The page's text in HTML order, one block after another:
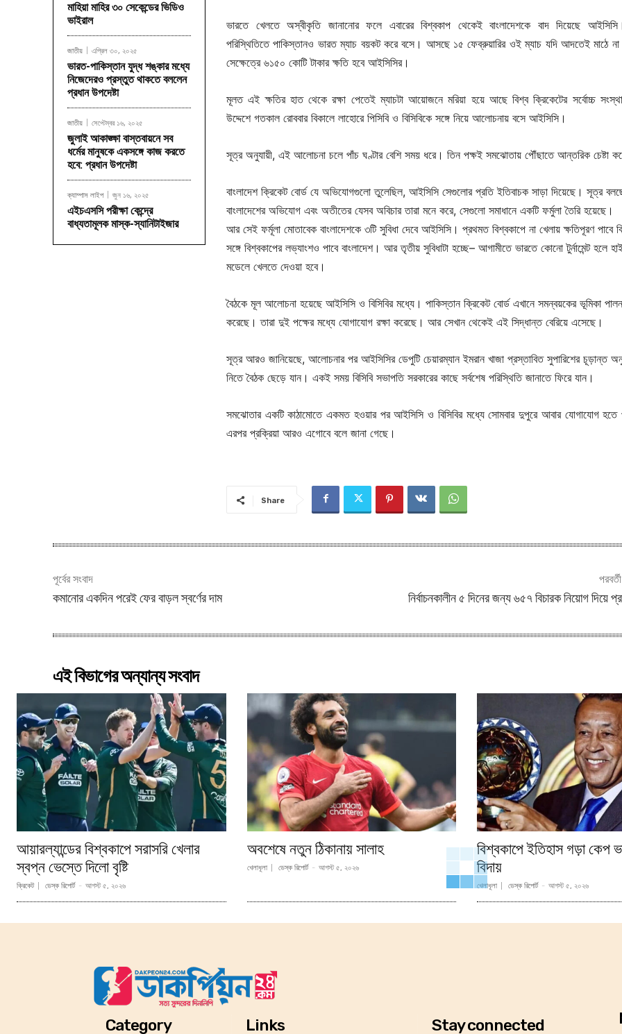
মাহিয়া মাহির ৩০ সেকেন্ডের ভিডিও
ভাইরাল
জাতীয় এপ্রিল ৩০, ২০২৫
ভারত-পাকিস্তান যুদ্ধ শঙ্কার মধ্যে
নিজেদেরও প্রস্তুত থাকতে বললেন
প্রধান উপদেষ্টা
জাতীয় সেপ্টেম্বর ১৬, ২০২৫
জুলাই আকাঙ্ক্ষা বাস্তবায়নে সব
ধর্মের মানুষকে একসঙ্গে কাজ করতে
হবে: প্রধান উপদেষ্টা
ক্যাম্পাস লাইপ জুন ১৬, ২০২৫
এইচএসসি পরীক্ষা কেন্দ্রে
বাধ্যতামূলক মাস্ক-স্যানিটাইজার
ভারতে খেলতে অস্বীকৃতি জানানোর ফলে এবারের বিশ্বকাপ থেকেই বাংলাদেশকে বাদ দিয়েছে
পরিস্থিতিতে পাকিস্তানও ভারত ম্যাচ বয়কট করে বসে। আসছে ১৫ ফেব্রুয়ারির ওই ম্যাচ যদি আদতেই মাঠে না
সেক্ষেত্রে ৬১৫০ কোটি টাকার ক্ষতি হবে আইসিসির।
মূলত এই ক্ষতির হাত থেকে রক্ষা পেতেই ম্যাচটা আয়োজনে মরিয়া হয়ে আছে বিশ্ব ক্রিকেটের সর্বোচ্চ
উদ্দেশে গতকাল রোববার বিকালে লাহোরে পিসিবি ও বিসিবিকে সঙ্গে নিয়ে আলোচনায় বসে আইসিসি।
সূত্র অনুযায়ী, এই আলোচনা চলে পাঁচ ঘণ্টার বেশি সময় ধরে। তিন পক্ষই সমঝোতায় পৌঁছাতে আন্তরিক চেষ্টা
বাংলাদেশ ক্রিকেট বোর্ড যে অভিযোগগুলো তুলেছিল, আইসিসি সেগুলোর প্রতি ইতিবাচক সাড়া দিয়েছে। সূত্র
বাংলাদেশের অভিযোগ এবং অতীতের যেসব অবিচার তারা মনে করে, সেগুলো সমাধানে একটি ফর্মুলা তৈরি হয়েছে।
আর সেই ফর্মূলা মোতাবেক বাংলাদেশকে ৩টি সুবিধা দেবে আইসিসি। প্রথমত বিশ্বকাপে না খেলায় ক্ষতিপূরণ পাবে
সঙ্গে বিশ্বকাপের লভ্যাংশও পাবে বাংলাদেশ। আর তৃতীয় সুবিধাটা হচ্ছে– আগামীতে ভারতে কোনো টুর্নামেন্ট হলে
মডেলে খেলতে দেওয়া হবে।
বৈঠকে মূল আলোচনা হয়েছে আইসিসি ও বিসিবির মধ্যে। পাকিস্তান ক্রিকেট বোর্ড এখানে সমন্বয়কের ভূমিকা পালন
করেছে। তারা দুই পক্ষের মধ্যে যোগাযোগ রক্ষা করেছে। আর সেখান থেকেই এই সিদ্ধান্ত বেরিয়ে এসেছে।
সূত্র আরও জানিয়েছে, আলোচনার পর আইসিসির ডেপুটি চেয়ারম্যান ইমরান খাজা প্রস্তাবিত সুপারিশের চূড়ান্ত
নিতে বৈঠক ছেড়ে যান। একই সময় বিসিবি সভাপতি সরকারের কাছে সর্বশেষ পরিস্থিতি জানাতে ফিরে যান।
সমঝোতার একটি কাঠামোতে একমত হওয়ার পর আইসিসি ও বিসিবির মধ্যে সোমবার দুপুরে আবার যোগাযোগ হতে
এরপর প্রক্রিয়া আরও এগোবে বলে জানা গেছে।
Share
পূর্বের সংবাদ
কমানোর একদিন পরেই ফের বাড়ল স্বর্ণের দাম নির্বাচনকালীন ৫ দিনের জন্য ৬৫৭ বিচারক নিয়োগ দিয়ে
এই বিভাগের অন্যান্য সংবাদ
আয়ারল্যান্ডের বিশ্বকাপে সরাসরি খেলার
স্বপ্ন ভেস্তে দিলো বৃষ্টি
ক্রিকেট ডেস্ক রিপোর্ট - আগস্ট ৫, ২০২৬
অবশেষে নতুন ঠিকানায় সালাহ
খেলাধূলা ডেস্ক রিপোর্ট - আগস্ট ৫, ২০২৬
বিশ্বকাপে ইতিহাস গড়া কেপ
বিদায়
খেলাধূলা ডেস্ক রিপোর্ট - আগস্ট ৫, ২০২৬
Category Links Stay connected